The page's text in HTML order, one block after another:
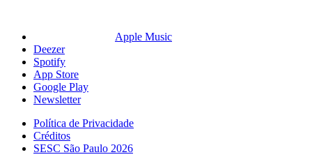
Apple Music
Deezer
Spotify
App Store
Google Play
Newsletter
Política de Privacidade
Créditos
SESC São Paulo 2026